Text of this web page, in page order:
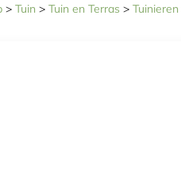
> Tuin > Tuin en Terras > Tuinieren